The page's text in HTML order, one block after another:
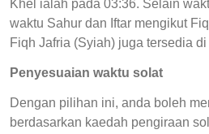
Khel ialah pada 03:36. Selain
waktu Sahur dan Iftar mengikut
Fiqh Jafria (Syiah) juga tersedia
Penyesuaian waktu solat
Dengan pilihan ini, anda boleh
berdasarkan kaedah pengiraan